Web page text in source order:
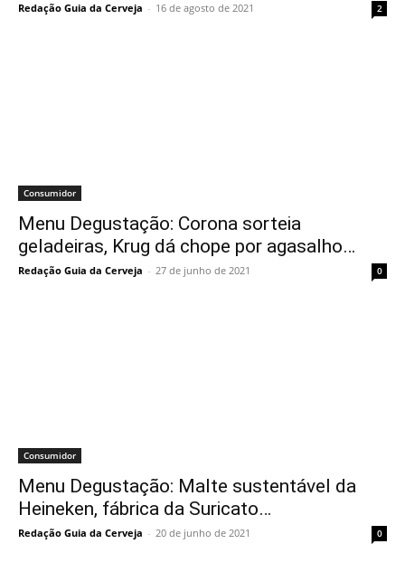
Redação Guia da Cerveja - 16 de agosto de 2021 2
Consumidor
Menu Degustação: Corona sorteia
geladeiras, Krug dá chope por agasalho…
Redação Guia da Cerveja - 27 de junho de 2021 0
Consumidor
Menu Degustação: Malte sustentável da
Heineken, fábrica da Suricato…
Redação Guia da Cerveja - 20 de junho de 2021 0